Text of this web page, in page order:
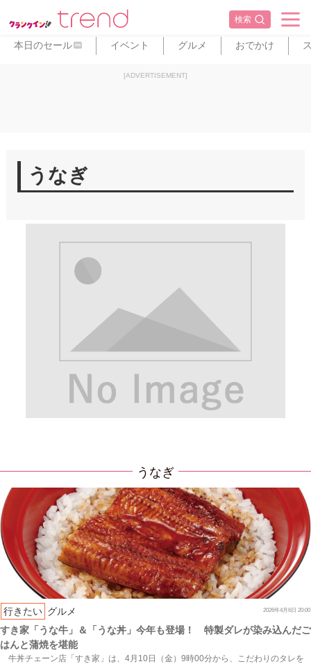
検索
本日のセール PR イベント グルメ おでかけ
[ADVERTISEMENT]
うなぎ
うなぎ
行きたい グルメ 2026年4月6日 20:00
すき家「うな牛」＆「うな丼」今年も登場！ 特製ダレが染み込んだご
はんと蒲焼を堪能
牛丼チェーン店「すき家」は、4月10日（金）9時00分から、こだわりのタレを